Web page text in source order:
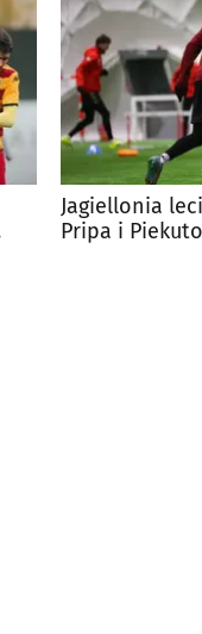
Jagiellonia
Pripa i